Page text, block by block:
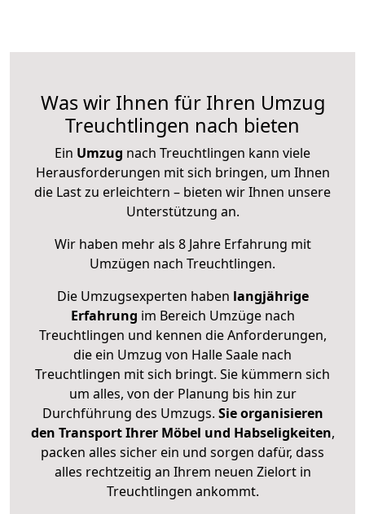
Was wir Ihnen für Ihren Umzug
Treuchtlingen nach bieten
Ein Umzug nach Treuchtlingen kann viele
Herausforderungen mit sich bringen, um Ihnen
die Last zu erleichtern – bieten wir Ihnen unsere
Unterstützung an.
Wir haben mehr als 8 Jahre Erfahrung mit
Umzügen nach Treuchtlingen.
Die Umzugsexperten haben langjährige
Erfahrung im Bereich Umzüge nach
Treuchtlingen und kennen die Anforderungen,
die ein Umzug von Halle Saale nach
Treuchtlingen mit sich bringt. Sie kümmern sich
um alles, von der Planung bis hin zur
Durchführung des Umzugs. Sie organisieren
den Transport Ihrer Möbel und Habseligkeiten,
packen alles sicher ein und sorgen dafür, dass
alles rechtzeitig an Ihrem neuen Zielort in
Treuchtlingen ankommt.